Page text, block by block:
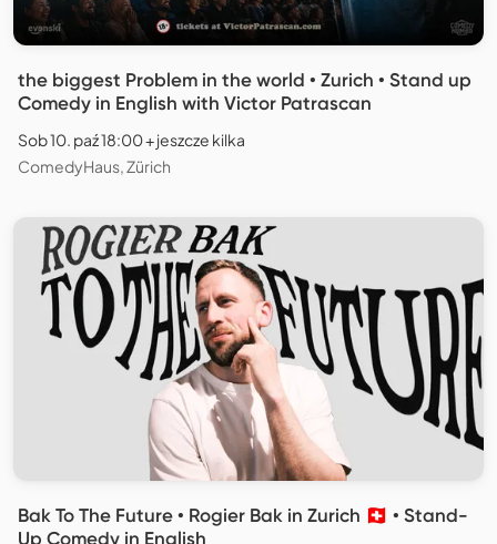
the biggest Problem in the world • Zurich • Stand up
Comedy in English with Victor Patrascan
Sob 10. paź 18:00 + jeszcze kilka
ComedyHaus, Zürich
Bak To The Future • Rogier Bak in Zurich 🇨🇭 • Stand-
Up Comedy in English